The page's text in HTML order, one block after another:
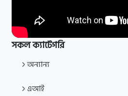
সকল ক্যাটেগরি
অন্যান্য
এআই